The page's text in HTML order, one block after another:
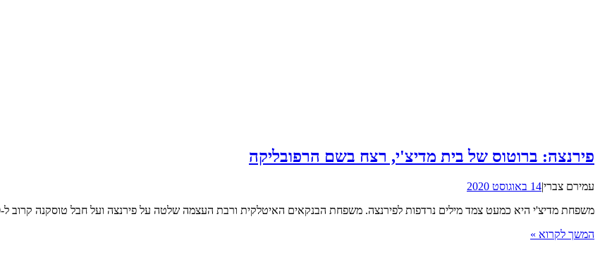
פירנצה: ברוטוס של בית מדיצ'י, רצח בשם הרפובליקה
עמירם צברי|14 באוגוסט 2020
משפחת מדיצ'י היא כמעט צמד מילים נרדפות לפירנצה. משפחת הבנקאים האיטלקית ורבת העצמה שלטה על פירנצה ועל חבל טוסקנה קרוב ל-300 שנה. בניה השתדכו בבריתות …
המשך לקרוא »